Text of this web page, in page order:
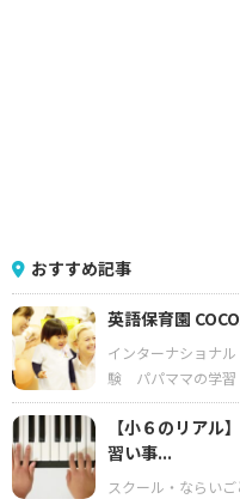
おすすめ記事
英語保育園
インターナショナ
験
パパママの学
【小６のリアル
習い事...
スクール・ならい